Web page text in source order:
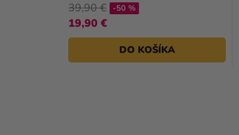
39,90 €
19,90 €
-50 %
DO KOŠÍKA